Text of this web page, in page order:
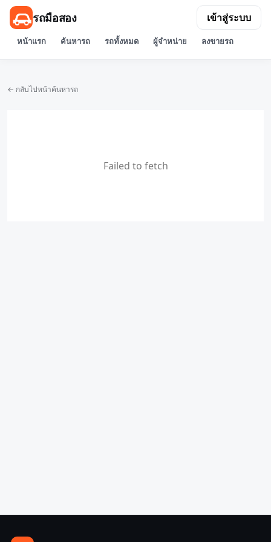
รถมือสอง
หน้าแรก ค้นหารถ รถทั้งหมด ผู้จำหน่าย ลงขายรถ
เข้าสู่ระบบ
← กลับไปหน้าค้นหารถ
Failed to fetch